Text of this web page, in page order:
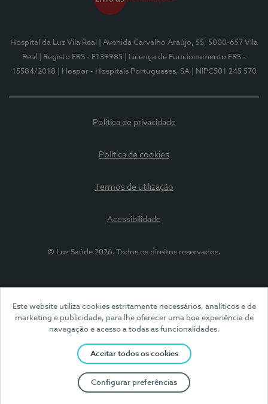
Este website utiliza cookies estritamente necessários, analíticos e de
marketing e publicidade, para lhe oferecer uma boa experiência de
navegação e acesso a todas as funcionalidades.
Aceitar todos os cookies
Configurar preferências
Hospital da Luz Vila Real
| Avenida Carvalho Araújo, 55, 5000-657 Vila
Real
| Registo ERS - E139985
| Licença de Funcionamento ERS -
15584/2018
| Hospor - Hospitais Portugueses, SA | NIPC501 245 570
Política de privacidade
Política de cookies
Termos de utilização
Acessibilidade
© Luz Saúde 2026. Todos os direitos reservados.